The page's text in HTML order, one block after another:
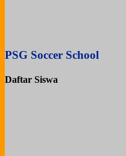
PSG Soccer School
Daftar Siswa